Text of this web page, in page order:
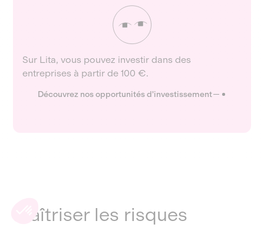
Sur Lita, vous pouvez investir dans des
entreprises à partir de 100 €.
Découvrez nos opportunités d'investissement
Maîtriser les risques